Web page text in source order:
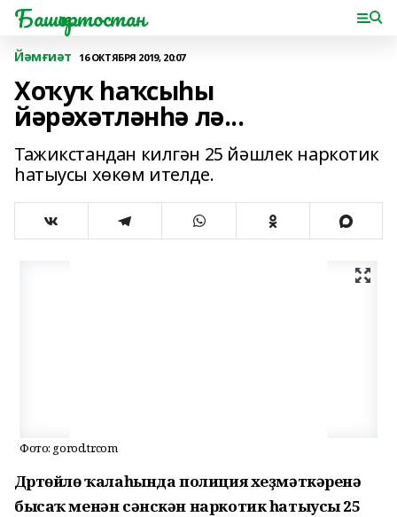
Башҡортостан
Йәмғиәт 16 ОКТЯБРЯ 2019, 20:07
Хоҡуҡ һаҡсыһы
йәрәхәтләнһә лә...
Тажикстандан килгән 25 йәшлек наркотик
һатыусы хөкөм ителде.
Фото: gorod.tr.com
Дүртөйлө ҡалаһында полиция хеҙмәткәренә
бысаҡ менән сәнскән наркотик һатыусы 25